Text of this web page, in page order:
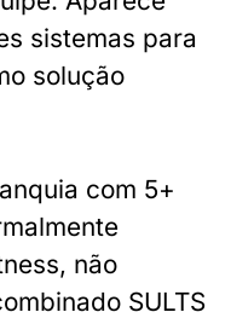
sistemas para
solução
com 5+
não
SULTS